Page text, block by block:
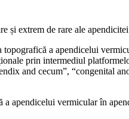
și extrem de rare ale
a apendicelui
prin intermediul
and cecum”, “congenital
apendicelui vermicular în